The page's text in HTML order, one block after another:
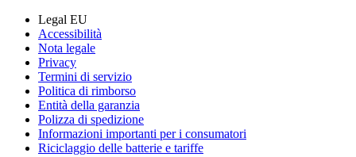
Legal EU
Accessibilità
Nota legale
Privacy
Termini di servizio
Politica di rimborso
Entità della garanzia
Polizza di spedizione
Informazioni importanti per i consumatori
Riciclaggio delle batterie e tariffe